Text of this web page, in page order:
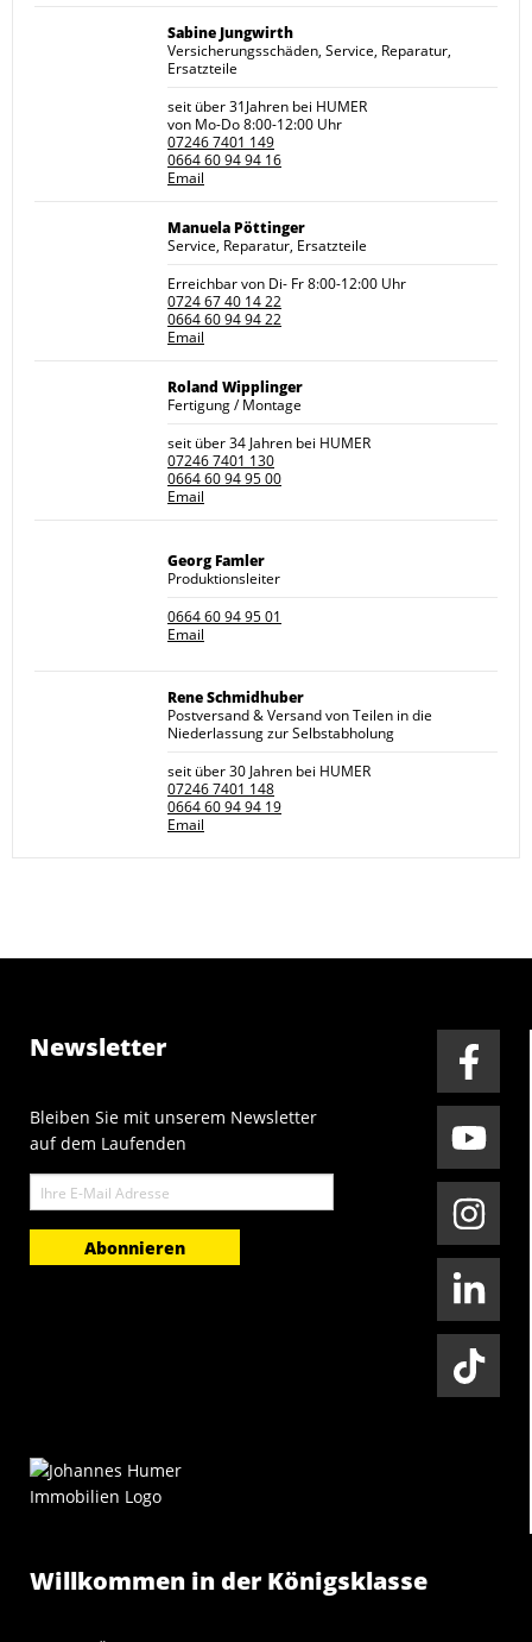
Sabine Jungwirth
Versicherungsschäden, Service, Reparatur,
Ersatzteile
seit über 31Jahren bei HUMER
von Mo-Do 8:00-12:00 Uhr
07246 7401 149
0664 60 94 94 16
Email
Manuela Pöttinger
Service, Reparatur, Ersatzteile
Erreichbar von Di- Fr 8:00-12:00 Uhr
0724 67 40 14 22
0664 60 94 94 22
Email
Roland Wipplinger
Fertigung / Montage
seit über 34 Jahren bei HUMER
07246 7401 130
0664 60 94 95 00
Email
Georg Famler
Produktionsleiter
0664 60 94 95 01
Email
Rene Schmidhuber
Postversand & Versand von Teilen in die
Niederlassung zur Selbstabholung
seit über 30 Jahren bei HUMER
07246 7401 148
0664 60 94 94 19
Email
Newsletter
Bleiben Sie mit unserem Newsletter
auf dem Laufenden
E-
Mail
Willkommen in der Königsklasse